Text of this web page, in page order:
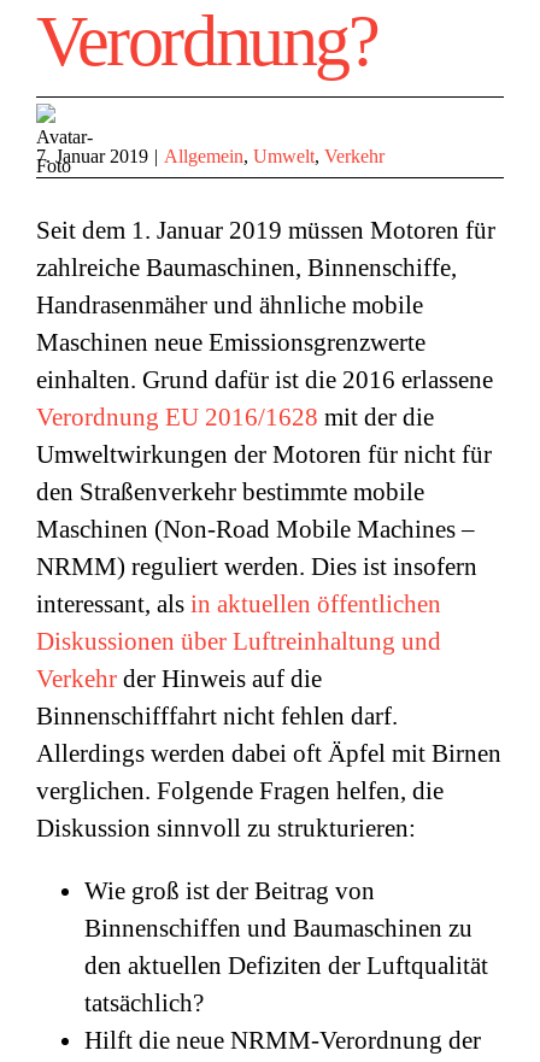
Verordnung?
7. Januar 2019 | Allgemein, Umwelt, Verkehr
Seit dem 1. Januar 2019 müssen Motoren für
zahlreiche Baumaschinen, Binnenschiffe,
Handrasenmäher und ähnliche mobile
Maschinen neue Emissionsgrenzwerte
einhalten. Grund dafür ist die 2016 erlassene
Verordnung EU 2016/1628 mit der die
Umweltwirkungen der Motoren für nicht für
den Straßenverkehr bestimmte mobile
Maschinen (Non-Road Mobile Machines –
NRMM) reguliert werden. Dies ist insofern
interessant, als in aktuellen öffentlichen
Diskussionen über Luftreinhaltung und
Verkehr der Hinweis auf die
Binnenschifffahrt nicht fehlen darf.
Allerdings werden dabei oft Äpfel mit Birnen
verglichen. Folgende Fragen helfen, die
Diskussion sinnvoll zu strukturieren:
Wie groß ist der Beitrag von
Binnenschiffen und Baumaschinen zu
den aktuellen Defiziten der Luftqualität
tatsächlich?
Hilft die neue NRMM-Verordnung der